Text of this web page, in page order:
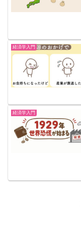
経済学入門
経済学入門